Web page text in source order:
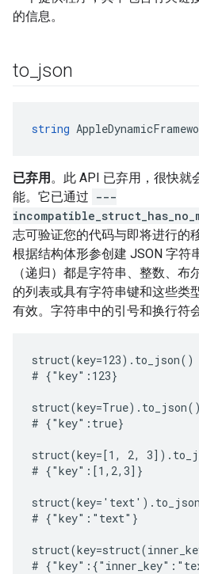
的信息。
to json
string
已弃用 。此 API 已弃用，很快就
能。它已通过 ---
志可验证您的代码与即将进行的
根据结构体形参创建 JSON 字符
（递归）都是字符串、整数、
的列表或具有字符串键和这些类
有效。字符串中的引号和换行符
struct(key=123).to_json()
# {"key":123}
struct(key=True).to_json()
# {"key":true}
struct(key=[1, 2,
# {"key":[1,2,3]}
# {"key":"text"}
#